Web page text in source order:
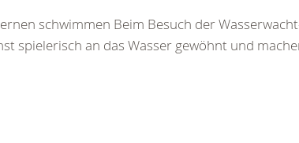
schwimmen Beim Besuch der
spielerisch an das Wasser gewöhnt und